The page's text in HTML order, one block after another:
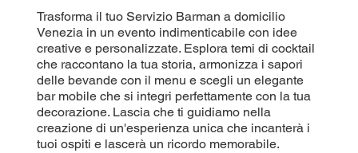
Trasforma il tuo Servizio Barman a domicilio
Venezia in un evento indimenticabile con idee
creative e personalizzate. Esplora temi di cocktail
che raccontano la tua storia, armonizza i sapori
delle bevande con il menu e scegli un elegante
bar mobile che si integri perfettamente con la tua
decorazione. Lascia che ti guidiamo nella
creazione di un'esperienza unica che incanterà i
tuoi ospiti e lascerà un ricordo memorabile.